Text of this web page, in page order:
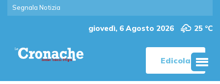
Segnala Notizia
giovedì, 6 Agosto 2026 25 °C
Edicola